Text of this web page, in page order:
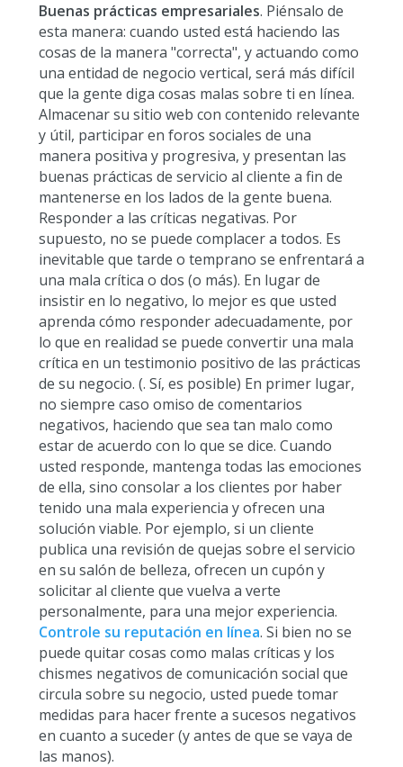
Buenas prácticas empresariales. Piénsalo de
esta manera: cuando usted está haciendo las
cosas de la manera "correcta", y actuando como
una entidad de negocio vertical, será más difícil
que la gente diga cosas malas sobre ti en línea.
Almacenar su sitio web con contenido relevante
y útil, participar en foros sociales de una
manera positiva y progresiva, y presentan las
buenas prácticas de servicio al cliente a fin de
mantenerse en los lados de la gente buena.
Responder a las críticas negativas. Por
supuesto, no se puede complacer a todos. Es
inevitable que tarde o temprano se enfrentará a
una mala crítica o dos (o más). En lugar de
insistir en lo negativo, lo mejor es que usted
aprenda cómo responder adecuadamente, por
lo que en realidad se puede convertir una mala
crítica en un testimonio positivo de las prácticas
de su negocio. (. Sí, es posible) En primer lugar,
no siempre caso omiso de comentarios
negativos, haciendo que sea tan malo como
estar de acuerdo con lo que se dice. Cuando
usted responde, mantenga todas las emociones
de ella, sino consolar a los clientes por haber
tenido una mala experiencia y ofrecen una
solución viable. Por ejemplo, si un cliente
publica una revisión de quejas sobre el servicio
en su salón de belleza, ofrecen un cupón y
solicitar al cliente que vuelva a verte
personalmente, para una mejor experiencia.
Controle su reputación en línea. Si bien no se
puede quitar cosas como malas críticas y los
chismes negativos de comunicación social que
circula sobre su negocio, usted puede tomar
medidas para hacer frente a sucesos negativos
en cuanto a suceder (y antes de que se vaya de
las manos).